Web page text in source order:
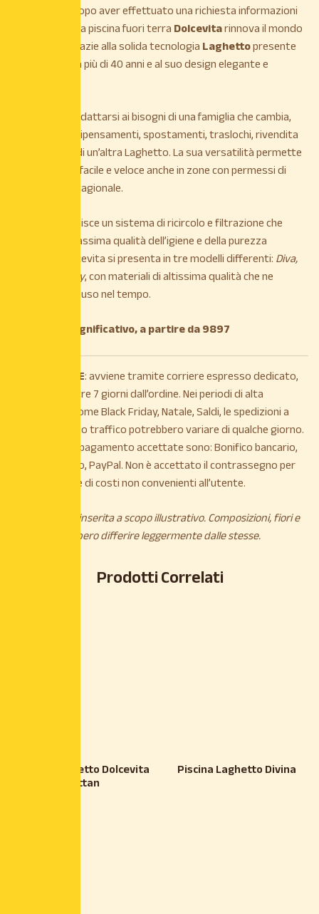
ricontatterà dopo aver effettuato una richiesta informazioni
sul prodotto. La piscina fuori terraDolcevitarinnova il mondo
delle piscine grazie alla solida tecnologiaLaghettopresente
sul mercato da più di 40 anni e al suo design elegante e
sa adattarsi ai bisogni di una famiglia che cambia,
consentendo ripensamenti, spostamenti, traslochi, rivendita
per l’acquisto di un’altra Laghetto. La sua versatilità permette
un montaggio facile e veloce anche in zone con permessi di
utilizzo solo stagionale.
fornisce un sistema di ricircolo e filtrazione che
consente la massima qualità dell’igiene e della purezza
dell’acqua. Dolcevita si presenta in tre modelli differenti:Diva,
Rattan e Woody, con materiali di altissima qualità che ne
garantiscono l’uso nel tempo.
*il prezzo è significativo, a partire da 9897
SPEDIZIONE: avviene tramite corriere espresso dedicato,
entro e non oltre 7 giorni dall’ordine. Nei periodi di alta
stagionalità, come Black Friday, Natale, Saldi, le spedizioni a
causa di intenso traffico potrebbero variare di qualche giorno.
Le modalità di pagamento accettate sono: Bonifico bancario,
Carta di credito, PayPal. Non è accettato il contrassegno per
maggiorazione di costi non convenienti all’utente.
*L’immagine è inserita a scopo illustrativo. Composizioni, fiori e
piante potrebbero differire leggermente dalle stesse.
Prodotti Correlati
Piscina Laghetto Dolcevita
Rattan
Piscina Laghetto Divina